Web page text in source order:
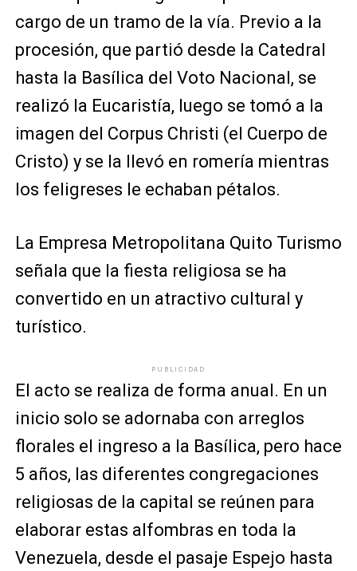
cargo de un tramo de la vía. Previo a la
procesión, que partió desde la Catedral
hasta la Basílica del Voto Nacional, se
realizó la Eucaristía, luego se tomó a la
imagen del Corpus Christi (el Cuerpo de
Cristo) y se la llevó en romería mientras
los feligreses le echaban pétalos.
La Empresa Metropolitana Quito Turismo
señala que la fiesta religiosa se ha
convertido en un atractivo cultural y
turístico.
PUBLICIDAD
El acto se realiza de forma anual. En un
inicio solo se adornaba con arreglos
florales el ingreso a la Basílica, pero hace
5 años, las diferentes congregaciones
religiosas de la capital se reúnen para
elaborar estas alfombras en toda la
Venezuela, desde el pasaje Espejo hasta